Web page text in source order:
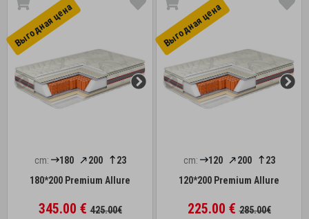
Выгоднaя цена
cm: 180 200
23
180*200 Premium Allure
345.00 €425.00€
Выгоднaя цена
cm: 120 200
23
120*200 Premium Allure
225.00 €285.00€